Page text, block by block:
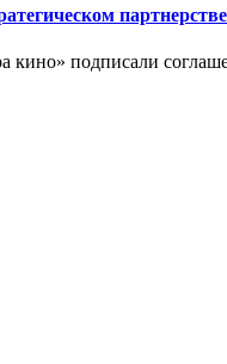
партнерстве
подписали